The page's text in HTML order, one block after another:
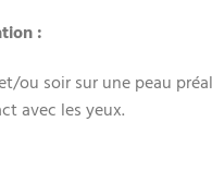
:
ou soir sur une peau
avec les yeux.